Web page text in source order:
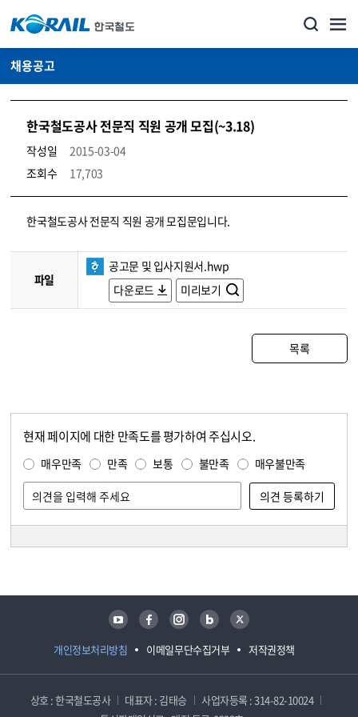
채용공고
한국철도공사 전문직 직원 공개 모집(~3.18)
작성일
2015-03-04
조회수
17,703
코레일소개_경영공시_채용공고 상세보기 – 내용, 파일, 담당자 연락처로 구성
한국철도공사 전문직 직원 공개 모집문입니다.
파일
공고문 및 입사지원서.hwp
다운로드
미리보기
목록
현재 페이지에 대한 만족도를 평가하여 주십시오.
매우만족 만족 보통 불만족 매우불만족
개인정보처리방침 이메일무단수집거부 저작권정책
유튜브 페이스북 인스타그램 블로그 트위터
상호 : 한국철도공사 대표자 : 김태승
사업자등록 : 314-82-10024